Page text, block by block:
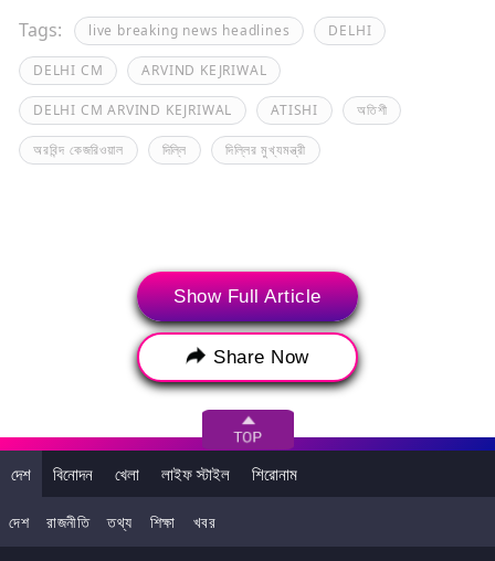
Tags: live breaking news headlines DELHI
DELHI CM ARVIND KEJRIWAL
DELHI CM ARVIND KEJRIWAL ATISHI অতিশী
অরবিন্দ কেজরিওয়াল দিল্লি দিল্লির মুখ্যমন্ত্রী
Show Full Article
Share Now
দেশ বিনোদন খেলা লাইফ স্টাইল শিরোনাম
দেশ রাজনীতি তথ্য শিক্ষা খবর